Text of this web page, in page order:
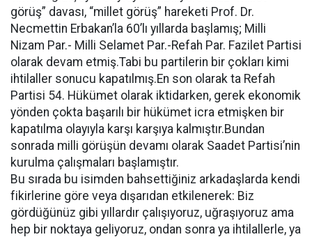
görüş” davası, “millet görüş” hareketi Prof. Dr.
Necmettin Erbakan’la 60’lı yıllarda başlamış; Milli
Nizam Par.- Milli Selamet Par.-Refah Par. Fazilet Partisi
olarak devam etmiş.Tabi bu partilerin bir çokları kimi
ihtilaller sonucu kapatılmış.En son olarak ta Refah
Partisi 54. Hükümet olarak iktidarken, gerek ekonomik
yönden çokta başarılı bir hükümet icra etmişken bir
kapatılma olayıyla karşı karşıya kalmıştır.Bundan
sonrada milli görüşün devamı olarak Saadet Partisi’nin
kurulma çalışmaları başlamıştır.
Bu sırada bu isimden bahsettiğiniz arkadaşlarda kendi
fikirlerine göre veya dışarıdan etkilenerek: Biz
gördüğünüz gibi yıllardır çalışıyoruz, uğraşıyoruz ama
hep bir noktaya geliyoruz, ondan sonra ya ihtilallerle, ya